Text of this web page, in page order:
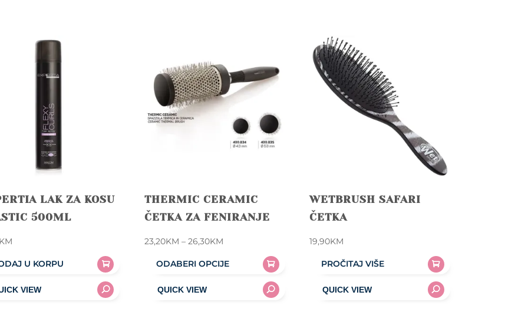
LAK ZA KOSU
500ML
U KORPU
THERMIC CERAMIC
ČETKA ZA FENIRANJE
23,20KM – 26,30KMPrice
ODABERI OPCIJE
product
WETBRUSH SAFARI
ČETKA
19,90KM
PROČITAJ VIŠE